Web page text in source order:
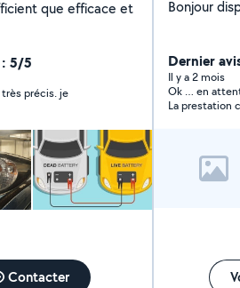
: 5/5
précis. je
Contacter
Dernier
Il y a 2 mois
Ok … en
La prestation